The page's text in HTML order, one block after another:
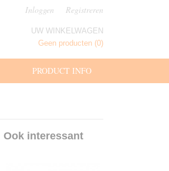
Inloggen Registreren
UW WINKELWAGEN
Geen producten (0)
PRODUCT INFO
Ook interessant